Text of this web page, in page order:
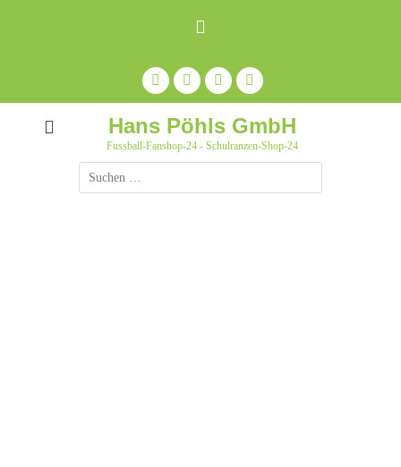
Facebook
Feed
Auf
Pinterest
pinnen
YouTube
Hans Pöhls GmbH
Fussball-Fanshop-24 - Schulranzen-Shop-24
Suche
nach: